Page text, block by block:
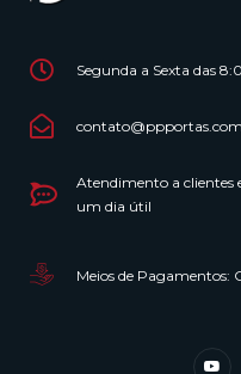
Segunda a Sexta das
Atendimento a clientes
um dia útil
Meios de Pagamentos: